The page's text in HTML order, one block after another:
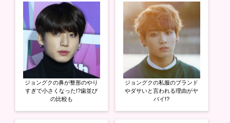
共
有
(
新
し
い
ウ
ィ
ン
ド
ウ
で
開
す
る
ク
リ
ッ
て
く
い
(
新
し
い
ウ
+
で
共
有
(
新
し
い
ウ
ィ
ン
ド
ウ
で
開
す
ジョングクの鼻が整形のやり
すぎで小さくなった!?歯並び
の比較も
ジョングクの私服のブランド
やダサいと言われる理由がヤ
バイ!?